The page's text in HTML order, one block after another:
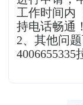
工作时间内
持电话畅通！
2、其他问
4006655335